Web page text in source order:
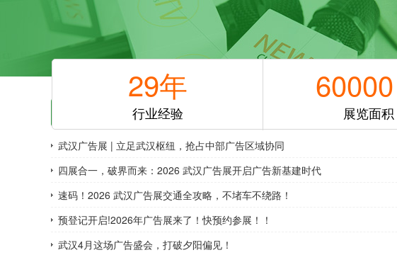
29年
行业经验
60000
展览面积
武汉广告展 | 立足武汉枢纽，抢占中部广告区域协同
四展合一，破界而来：2026 武汉广告展开启广告新基建时代
速码！2026 武汉广告展交通全攻略，不堵车不绕路！
预登记开启!2026年广告展来了！快预约参展！！
武汉4月这场广告盛会，打破夕阳偏见！